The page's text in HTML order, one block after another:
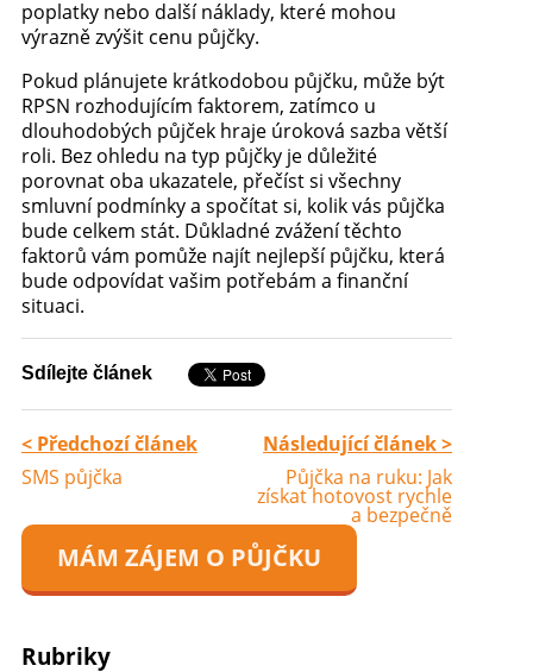
poplatky nebo další náklady, které mohou
výrazně zvýšit cenu půjčky.
Pokud plánujete krátkodobou půjčku, může být
RPSN rozhodujícím faktorem, zatímco u
dlouhodobých půjček hraje úroková sazba větší
roli. Bez ohledu na typ půjčky je důležité
porovnat oba ukazatele, přečíst si všechny
smluvní podmínky a spočítat si, kolik vás půjčka
bude celkem stát. Důkladné zvážení těchto
faktorů vám pomůže najít nejlepší půjčku, která
bude odpovídat vašim potřebám a finanční
situaci.
Sdílejte článek
< Předchozí článek
SMS půjčka
Následující článek >
Půjčka na ruku: Jak
získat hotovost rychle
a bezpečně
MÁM ZÁJEM O PŮJČKU
Rubriky